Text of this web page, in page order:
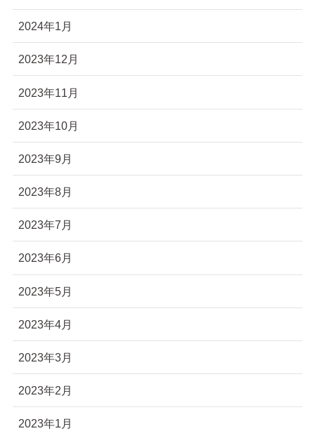
2024年1月
2023年12月
2023年11月
2023年10月
2023年9月
2023年8月
2023年7月
2023年6月
2023年5月
2023年4月
2023年3月
2023年2月
2023年1月